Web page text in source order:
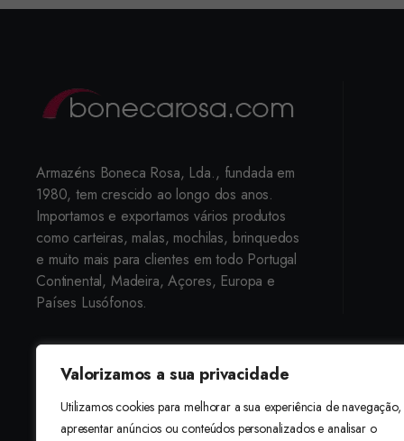
Valorizamos a sua privacidade
Utilizamos cookies para melhorar a sua experiência de navegação,
apresentar anúncios ou conteúdos personalizados e analisar o
Armazéns Boneca Rosa, Lda., fundada em
1980, tem crescido ao longo dos anos.
Importamos e exportamos vários produtos
como carteiras, malas, mochilas, brinquedos
e muito mais para clientes em todo Portugal
Continental, Madeira, Açores, Europa e
Países Lusófonos.
Siga-nos:
Estamos localizados em Lisboa,
online, consulte os nossos preços